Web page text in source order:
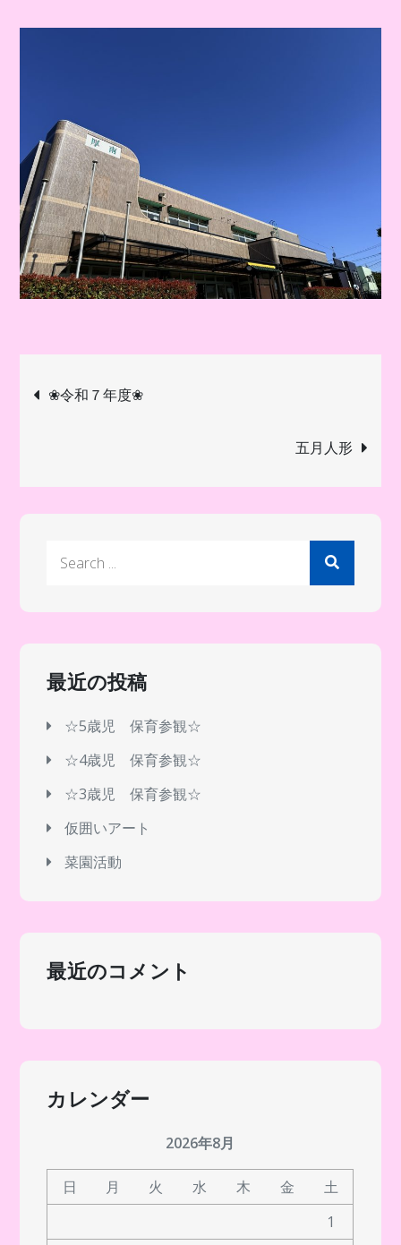
投
ナ
ゲ
ー
シ
ョ
ン
❀令和７年度❀
五月人形
最近の投稿
☆5歳児 保育参観☆
☆4歳児 保育参観☆
☆3歳児 保育参観☆
仮囲いアート
菜園活動
最近のコメント
カレンダー
2026年8月
日 月 火 水 木 金
土
1